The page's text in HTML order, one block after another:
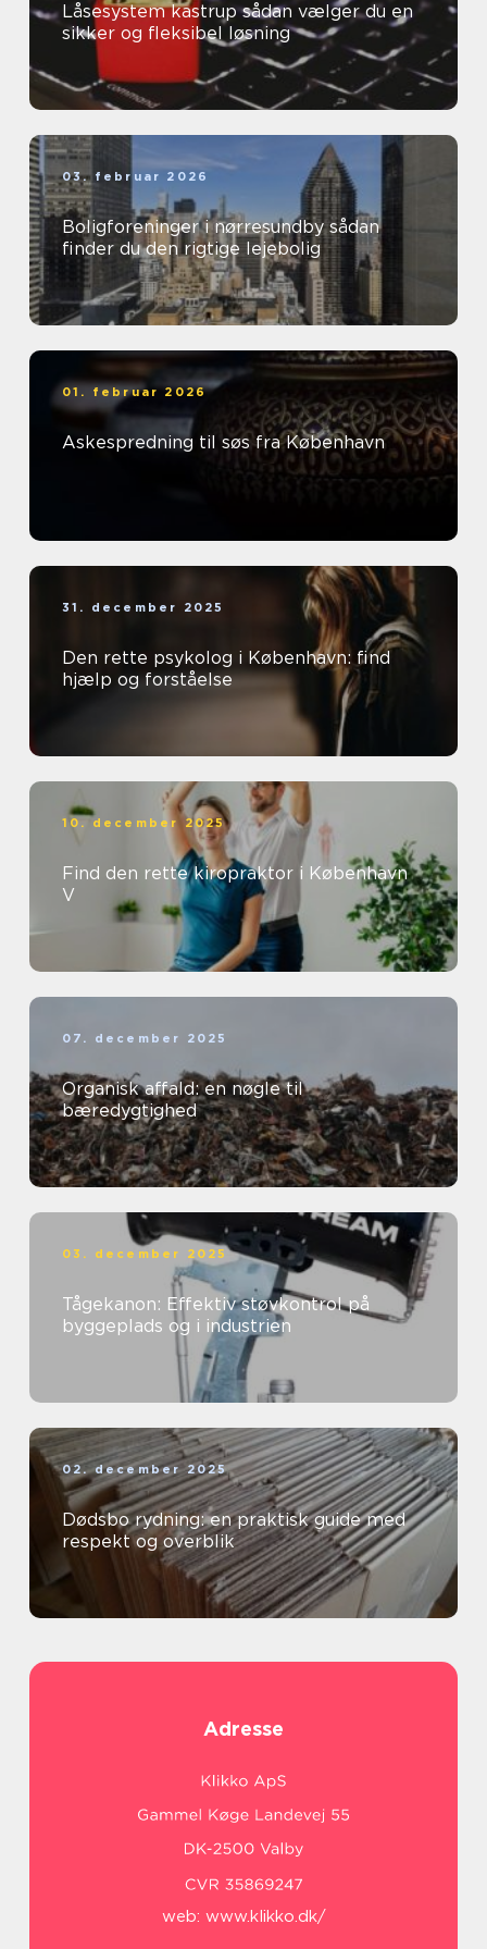
Låsesystem kastrup sådan vælger du en
sikker og fleksibel løsning
03. februar 2026
Boligforeninger i nørresundby sådan
finder du den rigtige lejebolig
01. februar 2026
Askespredning til søs fra København
31. december 2025
Den rette psykolog i København: find
hjælp og forståelse
10. december 2025
Find den rette kiropraktor i København
V
07. december 2025
Organisk affald: en nøgle til
bæredygtighed
03. december 2025
Tågekanon: Effektiv støvkontrol på
byggeplads og i industrien
02. december 2025
Dødsbo rydning: en praktisk guide med
respekt og overblik
Adresse
web: www.klikko.dk/